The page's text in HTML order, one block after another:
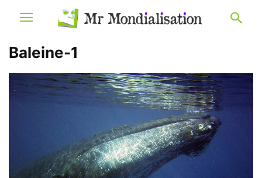
Baleine-1